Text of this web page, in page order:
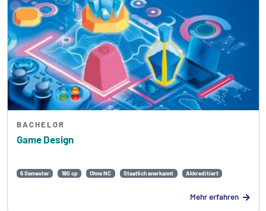
Game Design
BACHELOR
6 Semester 180 cp Ohne NC Staatlich anerkannt Akkreditiert
Mehr erfahren